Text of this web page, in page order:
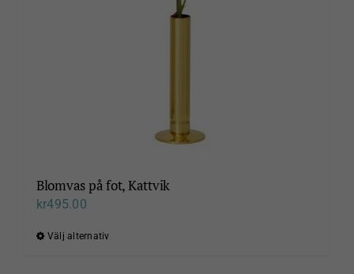
Blomvas på fot, Kattvik
kr495.00
Välj alternativDen